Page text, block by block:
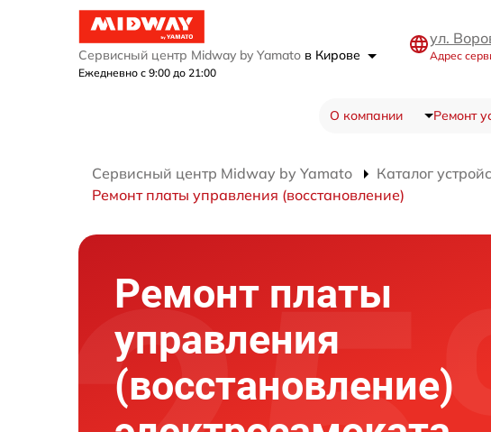
Сервисный центр Midway by Yamato в Кирове
Ежедневно с 9:00 до 21:00
ул.
Адрес
О компании Ремонт
Сервисный центр Midway by Yamato Каталог
Ремонт платы управления (восстановление)
Ремонт платы
управления
(восстановление)